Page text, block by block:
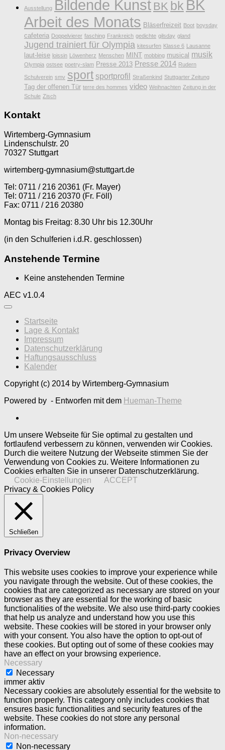
Ausstellung Bildende Kunst BK bk BK
Arbeit des Monats Bläserfreizeit Boot boysday
cafeteria Doppelvierer fasching Frankreich gedichte gilsday gland
Jugend trainiert für Olympia kitesurfen Klasse 6 Lausanne
laut-leise loissin Löwenherz Menschen MINT mobbing musical musik
Olympia ostsee poetry-slam Presse 2013 Presse 2014 Rudern
Schulverein smv sport sportprofil Straßenkind Stuttgarter Zeitung
Tag der offenen Tür terre des hommes video Weihnachten Zeitung in der
Schule Zisch
Kontakt
Wirtemberg-Gymnasium
Lindenschulstr. 20
70327 Stuttgart
wirtemberg-gymnasium@stuttgart.de
Tel: 0711 / 216 20361 (Fr. Mayer)
Tel: 0711 / 216 20370 (Fr. Föll)
Fax: 0711 / 216 20380
Montag bis Freitag: 8.30 Uhr bis 12.30Uhr
(in den Schulferien i.d.R. geschlossen)
Anstehende Termine
Keine anstehenden Termine
AEC v1.0.4
Startseite
Lage & Kontakt
Impressum
Datenschutzerklärung
Haftungsausschluss
Kalender
Copyright (c) 2014 by Wirtemberg-Gymnasium
Powered by - Entworfen mit dem Hueman-Theme
Um unsere Webseite für Sie optimal zu gestalten und
fortlaufend verbessern zu können, verwenden wir Cookies.
Durch die weitere Nutzung der Webseite stimmen Sie der
Verwendung von Cookies zu. Weitere Informationen zu
Cookies erhalten Sie in unserer Datenschutzerklärung.
Cookie-Einstellungen
ACCEPT
Privacy & Cookies Policy
Schließen
Privacy Overview
This website uses cookies to improve your experience while
you navigate through the website. Out of these cookies, the
cookies that are categorized as necessary are stored on your
browser as they are essential for the working of basic
functionalities of the website. We also use third-party cookies
that help us analyze and understand how you use this
website. These cookies will be stored in your browser only
with your consent. You also have the option to opt-out of
these cookies. But opting out of some of these cookies may
have an effect on your browsing experience.
Necessary
Necessary
immer aktiv
Necessary cookies are absolutely essential for the website to
function properly. This category only includes cookies that
ensures basic functionalities and security features of the
website. These cookies do not store any personal
information.
Non-necessary
Non-necessary